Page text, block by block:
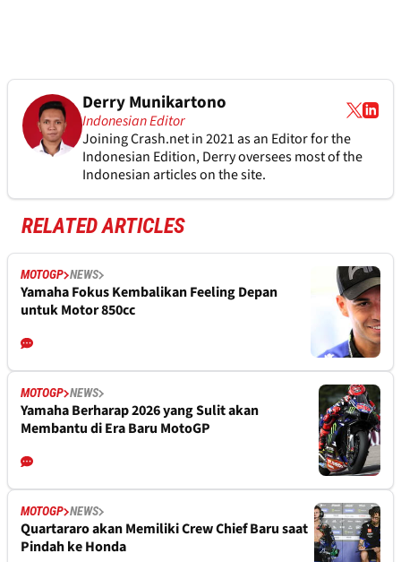
Derry Munikartono
Indonesian Editor
Joining Crash.net in 2021 as an Editor for the
Indonesian Edition, Derry oversees most of the
Indonesian articles on the site.
RELATED ARTICLES
MOTOGP NEWS
Yamaha Fokus Kembalikan Feeling Depan
untuk Motor 850cc
MOTOGP NEWS
Yamaha Berharap 2026 yang Sulit akan
Membantu di Era Baru MotoGP
MOTOGP NEWS
Quartararo akan Memiliki Crew Chief Baru saat
Pindah ke Honda